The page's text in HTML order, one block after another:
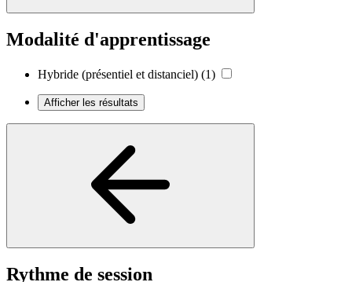
Modalité d'apprentissage
Hybride (présentiel et distanciel) (1)
Afficher les résultats
Rythme de session